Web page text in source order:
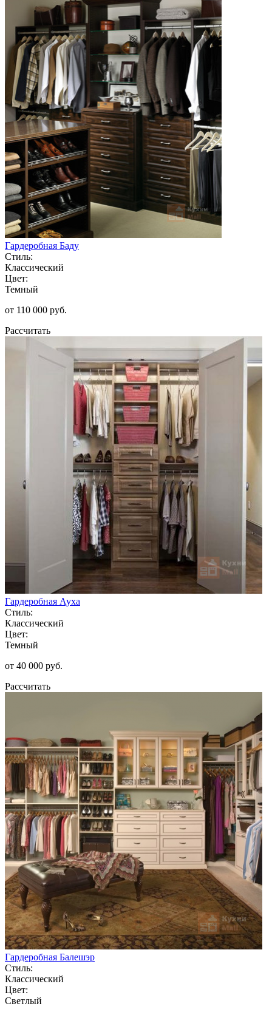
Гардеробная Баду
Стиль:
Классический
Цвет:
Темный
от 110 000 руб.
Рассчитать
Гардеробная Ауха
Стиль:
Классический
Цвет:
Темный
от 40 000 руб.
Рассчитать
Гардеробная Балешэр
Стиль:
Классический
Цвет:
Светлый